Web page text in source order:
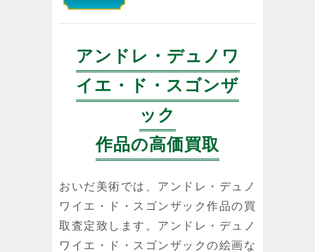
アンドレ・デュノワ
イエ・ド・スゴンザ
ック
作品の高価買取
おいだ美術では、アンドレ・デュノ
ワイエ・ド・スゴンザック作品の買
取査定致します。アンドレ・デュノ
ワイエ・ド・スゴンザックの絵画な